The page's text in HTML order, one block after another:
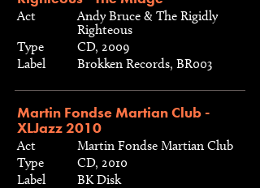
Act
Andy Bruce & The Rigidly
Righteous
Type
CD, 2009
Label
Brokken Records, BR003
Martin Fondse Martian Club -
XLJazz 2010
Act
Martin Fondse Martian Club
Type
CD, 2010
Label
BK Disk